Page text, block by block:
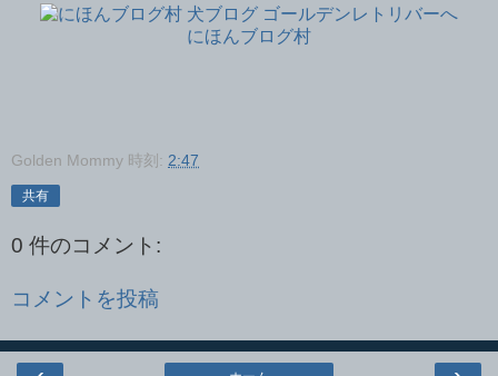
にほんブログ村
Golden Mommy 時刻: 2:47
共有
0 件のコメント:
コメントを投稿